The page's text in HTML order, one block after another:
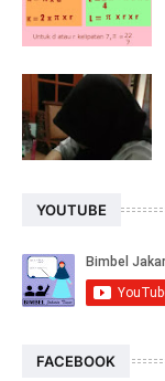
YOUTUBE
FACEBOOK